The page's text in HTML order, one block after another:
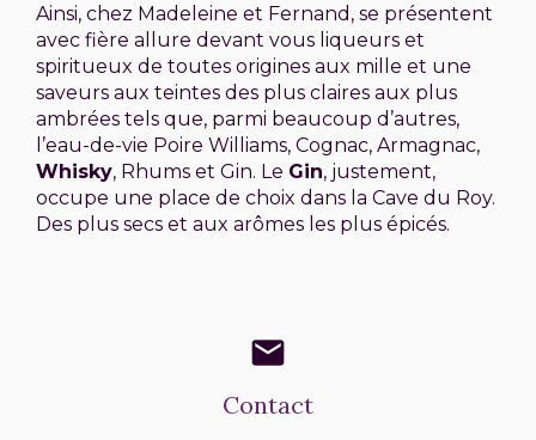
Ainsi, chez Madeleine et Fernand, se présentent
avec fière allure devant vous liqueurs et
spiritueux de toutes origines aux mille et une
saveurs aux teintes des plus claires aux plus
ambrées tels que, parmi beaucoup d’autres,
l’eau-de-vie Poire Williams, Cognac, Armagnac,
Whisky, Rhums et Gin. Le Gin, justement,
occupe une place de choix dans la Cave du Roy.
Des plus secs et aux arômes les plus épicés.
mail
Contact